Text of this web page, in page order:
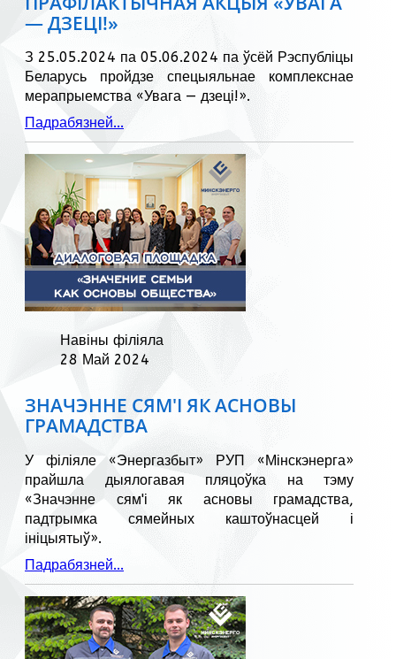
— ДЗЕЦІ!»
З 25.05.2024 па 05.06.2024 па ўсёй Рэспубліцы
Беларусь пройдзе спецыяльнае комплекснае
мерапрыемства «Увага — дзеці!».
Падрабязней...
Навіны філіяла
28 Май 2024
ЗНАЧЭННЕ СЯМ'І ЯК АСНОВЫ
ГРАМАДСТВА
У філіяле «Энергазбыт» РУП «Мінскэнерга»
прайшла дыялогавая пляцоўка на тэму
«Значэнне сям'і як асновы грамадства,
падтрымка сямейных каштоўнасцей і
ініцыятыў».
Падрабязней...